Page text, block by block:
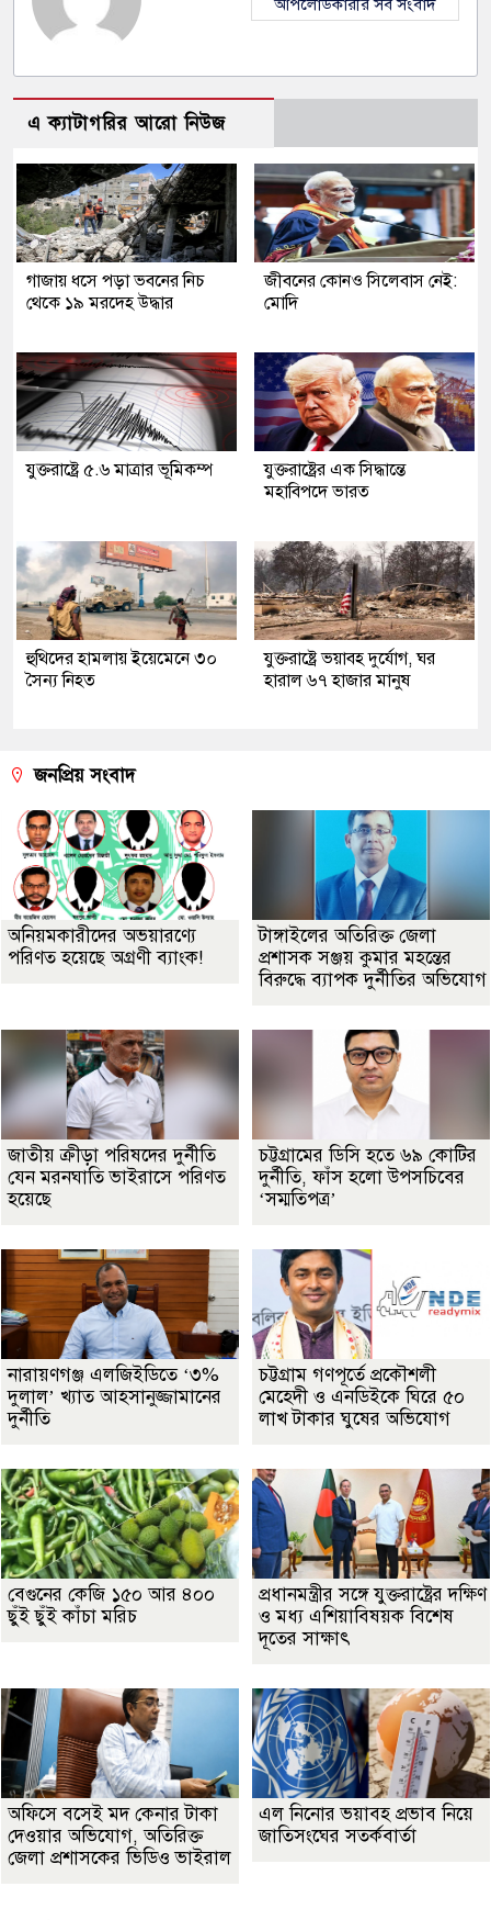
আপলোডকারীর সব সংবাদ
এ ক্যাটাগরির আরো নিউজ
গাজায় ধসে পড়া ভবনের নিচ
থেকে ১৯ মরদেহ উদ্ধার
জীবনের কোনও সিলেবাস নেই:
মোদি
যুক্তরাষ্ট্রে ৫.৬ মাত্রার ভূমিকম্প
যুক্তরাষ্ট্রের এক সিদ্ধান্তে
মহাবিপদে ভারত
হুথিদের হামলায় ইয়েমেনে ৩০
সৈন্য নিহত
যুক্তরাষ্ট্রে ভয়াবহ দুর্যোগ, ঘর
হারাল ৬৭ হাজার মানুষ
জনপ্রিয় সংবাদ
অনিয়মকারীদের অভয়ারণ্যে
পরিণত হয়েছে অগ্রণী ব্যাংক!
টাঙ্গাইলের অতিরিক্ত জেলা
প্রশাসক সঞ্জয় কুমার মহন্তের
বিরুদ্ধে ব্যাপক দুর্নীতির অভিযোগ
জাতীয় ক্রীড়া পরিষদের দুর্নীতি
যেন মরনঘাতি ভাইরাসে পরিণত
হয়েছে
চট্টগ্রামের ডিসি হতে ৬৯ কোটির
দুর্নীতি, ফাঁস হলো উপসচিবের
‘সম্মতিপত্র’
নারায়ণগঞ্জ এলজিইডিতে ‘৩%
দুলাল’ খ্যাত আহসানুজ্জামানের
দুর্নীতি
চট্টগ্রাম গণপূর্তে প্রকৌশলী
মেহেদী ও এনডিইকে ঘিরে ৫০
লাখ টাকার ঘুষের অভিযোগ
বেগুনের কেজি ১৫০ আর ৪০০
ছুঁই ছুঁই কাঁচা মরিচ
প্রধানমন্ত্রীর সঙ্গে যুক্তরাষ্ট্রের দক্ষিণ
ও মধ্য এশিয়াবিষয়ক বিশেষ
দূতের সাক্ষাৎ
অফিসে বসেই মদ কেনার টাকা
দেওয়ার অভিযোগ, অতিরিক্ত
জেলা প্রশাসকের ভিডিও ভাইরাল
এল নিনোর ভয়াবহ প্রভাব নিয়ে
জাতিসংঘের সতর্কবার্তা